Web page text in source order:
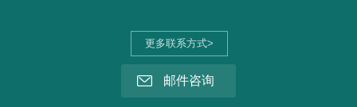
更多联系方式>
邮件咨询